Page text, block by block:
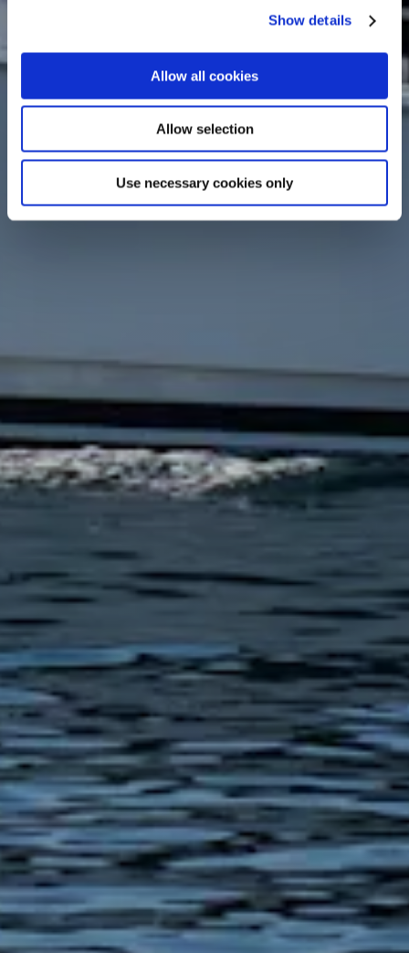
Show details
Allow all cookies
Allow selection
Use necessary cookies only